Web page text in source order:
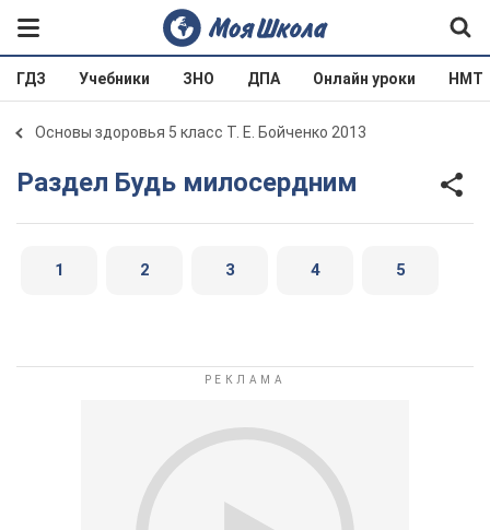
ГДЗ Учебники ЗНО ДПА Онлайн уроки НМТ
Основы здоровья 5 класс Т. Е. Бойченко 2013
Раздел Будь милосердним
1 2 3 4 5